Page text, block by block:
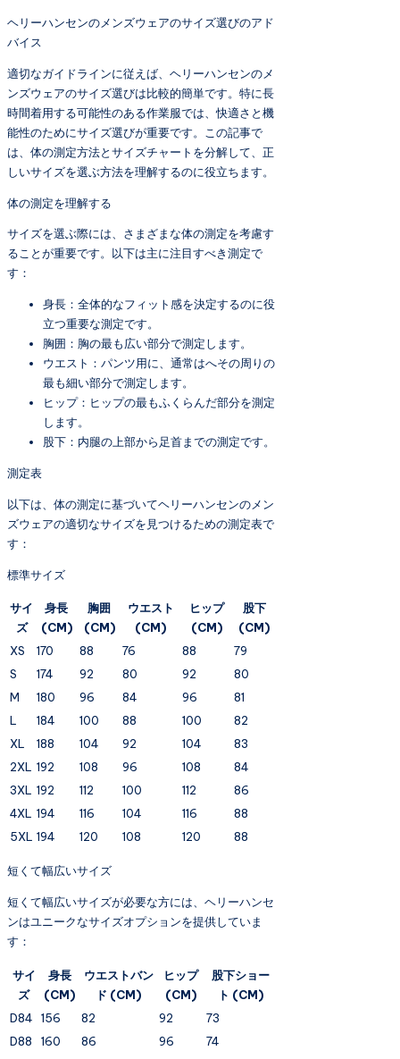
ヘリーハンセンのメンズウェアのサイズ選びのアド
バイス
適切なガイドラインに従えば、ヘリーハンセンのメ
ンズウェアのサイズ選びは比較的簡単です。特に長
時間着用する可能性のある作業服では、快適さと機
能性のためにサイズ選びが重要です。この記事で
は、体の測定方法とサイズチャートを分解して、正
しいサイズを選ぶ方法を理解するのに役立ちます。
体の測定を理解する
サイズを選ぶ際には、さまざまな体の測定を考慮す
ることが重要です。以下は主に注目すべき測定で
す：
身長：全体的なフィット感を決定するのに役
立つ重要な測定です。
胸囲：胸の最も広い部分で測定します。
ウエスト：パンツ用に、通常はへその周りの
最も細い部分で測定します。
ヒップ：ヒップの最もふくらんだ部分を測定
します。
股下：内腿の上部から足首までの測定です。
測定表
以下は、体の測定に基づいてヘリーハンセンのメン
ズウェアの適切なサイズを見つけるための測定表で
す：
標準サイズ
サイ
ズ
身長
(CM)
胸囲
(CM)
ウエスト
(CM)
ヒップ
(CM)
股下
(CM)
XS
170 88 76 88
79
S
174 92 80 92
80
M
180 96 84 96
81
L
184 100 88 100
82
XL
188 104 92 104
83
2XL 192 108 96 108
84
3XL 192 112 100 112
86
4XL 194 116 104 116
88
5XL 194 120 108 120 88
短くて幅広いサイズ
短くて幅広いサイズが必要な方には、ヘリーハンセ
ンはユニークなサイズオプションを提供していま
す：
サイ
ズ
身長
(CM)
ウエストバン
ド (CM)
ヒップ
(CM)
股下ショー
ト (CM)
D84
156 82 92
73
D88
160 86 96
74